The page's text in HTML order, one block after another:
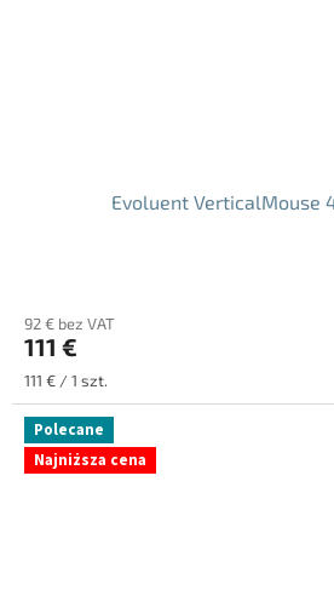
Evoluent VerticalMouse
produktu
wynosi
5.0
5
gwiazdek.
92 € bez VAT
111 €
Cena
jednostkowa:
111 € / 1 szt.
Polecane
Najniższa cena